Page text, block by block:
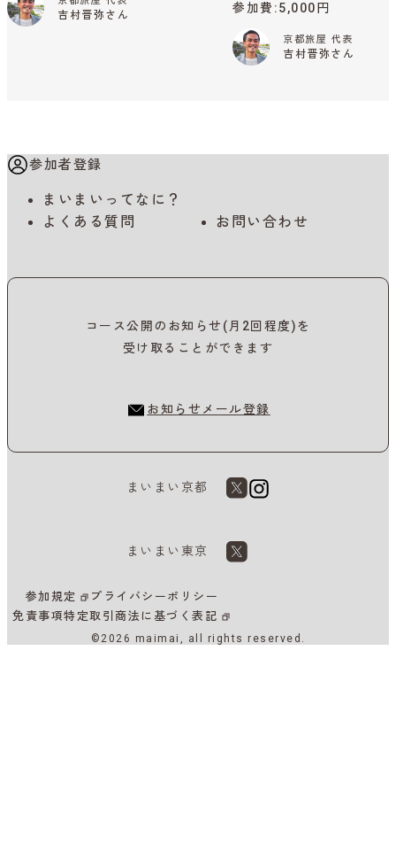
吉村晋弥さん 参加費 5,000円
京都旅屋 代表
吉村晋弥さん
参加者登録
まいまいってなに？
よくある質問
お問い合わせ
コース公開のお知らせ(月2回程度)を
受け取ることができます
お知らせメール登録
まいまい京都
まいまい東京
参加規定
プライバシーポリシー
免責事項特定取引商法に基づく表記
©2026 maimai, all rights reserved.